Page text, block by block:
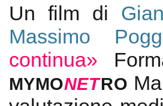
Un film di
Massimo
continua»
MYMONETRO